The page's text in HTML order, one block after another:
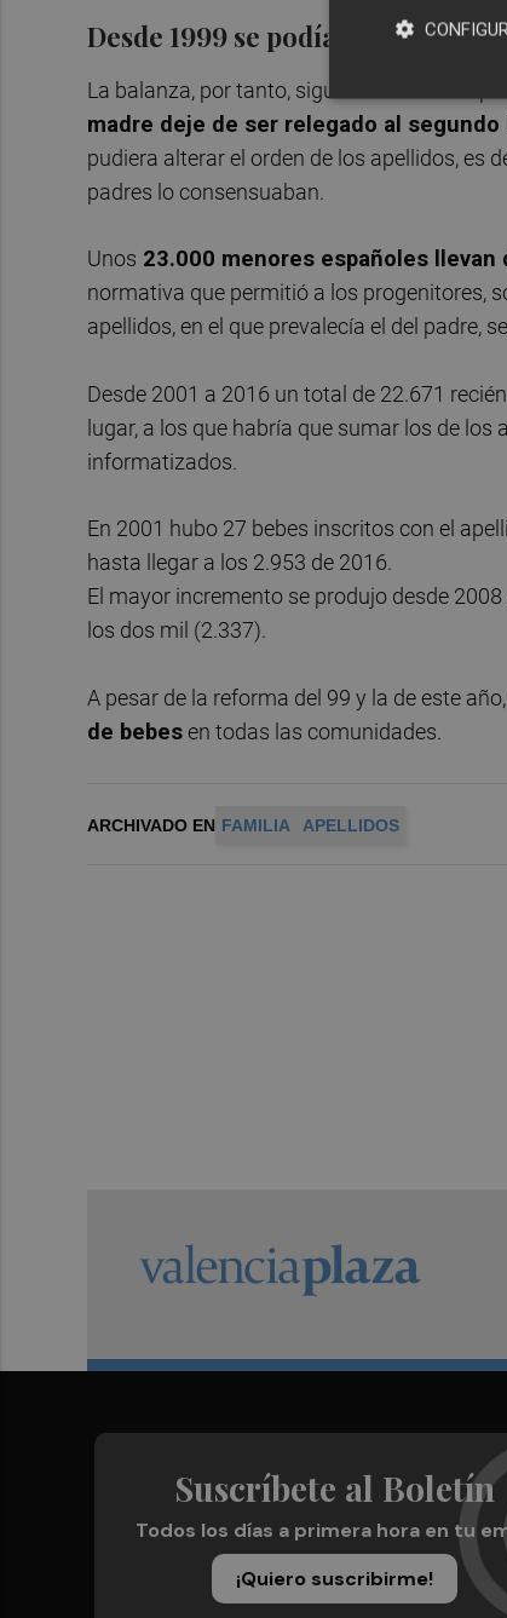
Desde 1999 se podía poner
La balanza, por tanto, sigue al lado de los
madre deje de ser relegado al segundo
pudiera alterar el orden de los apellidos, es
padres lo consensuaban.
Unos 23.000 menores españoles
normativa que permitió a los progenitores,
apellidos, en el que prevalecía el del padre,
Desde 2001 a 2016 un total de 22.671
lugar, a los que habría que sumar los de
informatizados.
En 2001 hubo 27 bebes inscritos con el
hasta llegar a los 2.953 de 2016.
El mayor incremento se produjo desde
los dos mil (2.337).
A pesar de la reforma del 99 y la de este año,
de bebes en todas las comunidades.
ARCHIVADO EN FAMILIA APELLIDOS
Suscríbete al Boletín
Todos los días a primera hora en tu
¡Quiero suscribirme!